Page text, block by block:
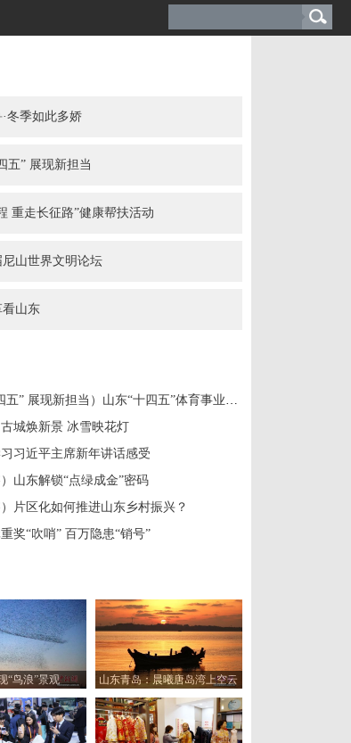
·冬季如此多娇
五” 展现新担当
重走长征路”健康帮扶活动
山世界文明论坛
山东
（聚焦“十四五” 展现新担当）山东“十四五”体育事业多点开花
城焕新景 冰雪映花灯
习近平主席新年讲话感受
）山东解锁“点绿成金”密码
）片区化如何推进山东乡村振兴？
奖“吹哨” 百万隐患“销号”
“鸟浪”景观
山东青岛：晨曦唐岛湾上空云
霞变幻 宛如油画